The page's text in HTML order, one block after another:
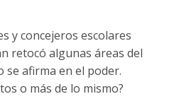
y concejeros escolares
retocó algunas áreas del
se afirma en el poder.
o más de lo mismo?